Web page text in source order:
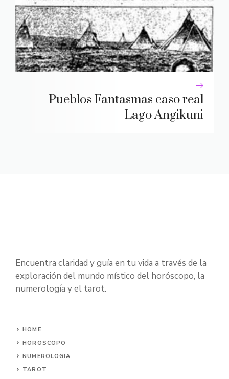
Pueblos Fantasmas caso real
Lago Angikuni
Encuentra claridad y guía en tu vida a través de la
exploración del mundo místico del horóscopo, la
numerología y el tarot.
HOME
HOROSCOPO
NUMEROLOGIA
TAROT